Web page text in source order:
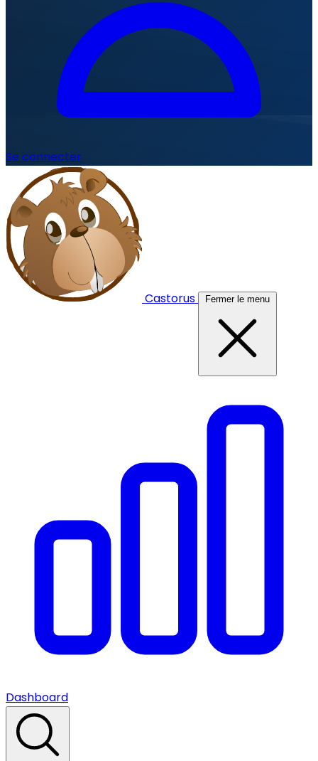
Se connecter
Castorus Fermer le menu
Dashboard